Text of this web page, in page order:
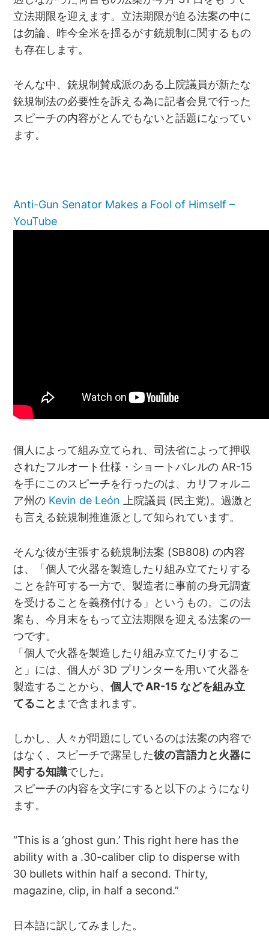
立法期限を迎えます。立法期限が迫る法案の中に
は勿論、昨今全米を揺るがす銃規制に関するもの
も存在します。
そんな中、銃規制賛成派のある上院議員が新たな
銃規制法の必要性を訴える為に記者会見で行った
スピーチの内容がとんでもないと話題になってい
ます。
Anti-Gun Senator Makes a Fool of Himself –
YouTube
個人によって組み立てられ、司法省によって押収
されたフルオート仕様・ショートバレルの AR-15
を手にこのスピーチを行ったのは、カリフォルニ
ア州の Kevin de León 上院議員 (民主党)。過激と
も言える銃規制推進派として知られています。
そんな彼が主張する銃規制法案 (SB808) の内容
は、「個人で火器を製造したり組み立てたりする
ことを許可する一方で、製造者に事前の身元調査
を受けることを義務付ける」というもの。この法
案も、今月末をもって立法期限を迎える法案の一
つです。
「個人で火器を製造したり組み立てたりするこ
と」には、個人が 3D プリンターを用いて火器を
製造することから、個人で AR-15 などを組み立
てること まで含まれます。
しかし、人々が問題にしているのは法案の内容で
はなく、スピーチで露呈した彼の言語力と火器に
関する知識でした。
スピーチの内容を文字にすると以下のようになり
ます。
“This is a ‘ghost gun.’ This right here has the
ability with a .30-caliber clip to disperse with
30 bullets within half a second. Thirty,
magazine, clip, in half a second.”
日本語に訳してみました。